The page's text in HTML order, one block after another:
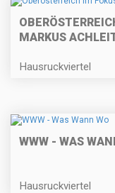
MARKUS
Hausruckviertel
WWW - WAS
Hausruckviertel